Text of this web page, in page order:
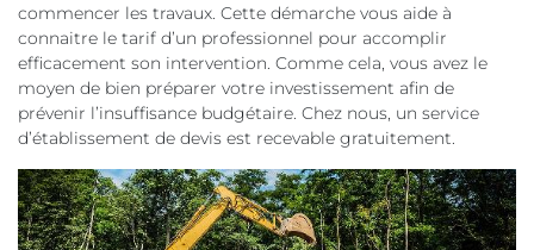
commencer les travaux. Cette démarche vous aide à
connaitre le tarif d’un professionnel pour accomplir
efficacement son intervention. Comme cela, vous avez le
moyen de bien préparer votre investissement afin de
prévenir l’insuffisance budgétaire. Chez nous, un service
d’établissement de devis est recevable gratuitement.